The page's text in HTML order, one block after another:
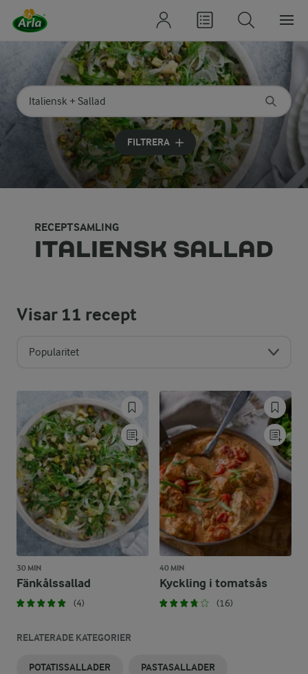
Sök på kategori eller ingrediens
Skriv in sökord för att få förslag
FILTRERA
RECEPTSAMLING
ITALIENSK SALLAD
Visar11 recept
Popularitet
30 MIN
Fänkålssallad
(4)
40 MIN
Kyckling i tomatsås
(16)
RELATERADE KATEGORIER
POTATISSALLADER PASTASALLADER